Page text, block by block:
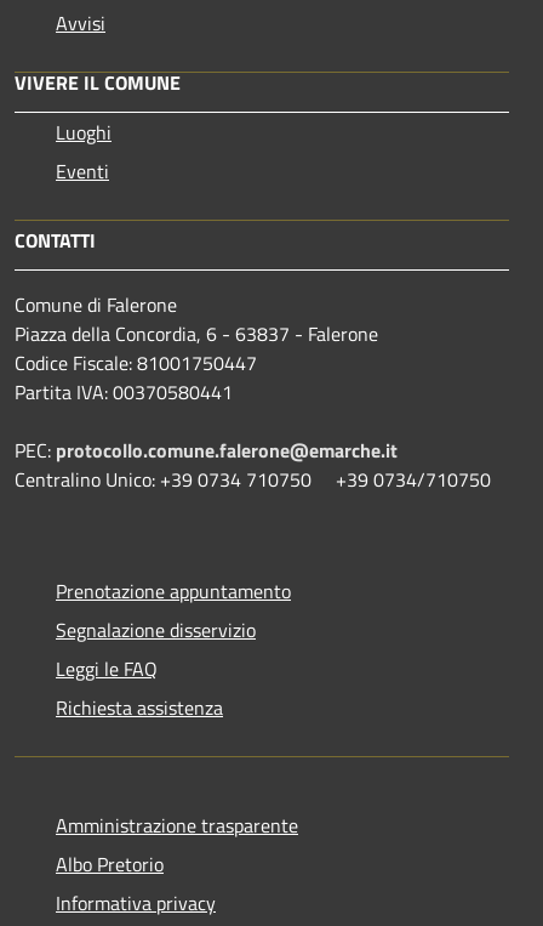
Avvisi
VIVERE IL COMUNE
Luoghi
Eventi
CONTATTI
Comune di Falerone
Piazza della Concordia, 6 - 63837 - Falerone
Codice Fiscale: 81001750447
Partita IVA: 00370580441
PEC: protocollo.comune.falerone@emarche.it
Centralino Unico: +39 0734 710750 +39 0734/710750
Prenotazione appuntamento
Segnalazione disservizio
Leggi le FAQ
Richiesta assistenza
Amministrazione trasparente
Albo Pretorio
Informativa privacy